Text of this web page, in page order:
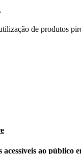
de produtos
ao público